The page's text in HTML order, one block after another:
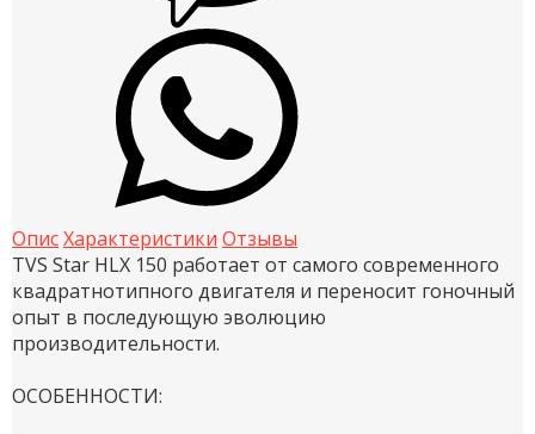
ОписХарактеристики Отзывы
TVS Star HLX 150 работает от самого современного
квадратнотипного двигателя и переносит гоночный
опыт в последующую эволюцию
производительности.
ОСОБЕННОСТИ: